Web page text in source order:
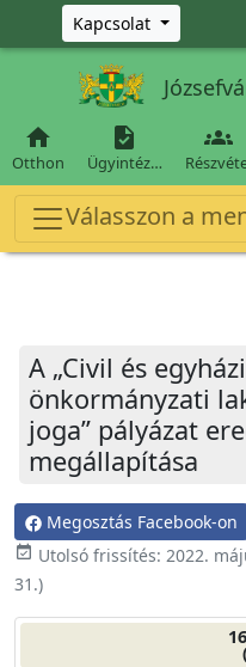
Ugrás a fő tartalomra
Kapcsolat

Otthon

Ügyintéz…

Válasszon a
A „Civil és
önkormányzati
joga” pályázat
megállapítása
Megosztás Facebook-on
event_available Utolsó frissítés: 2022.
31.)